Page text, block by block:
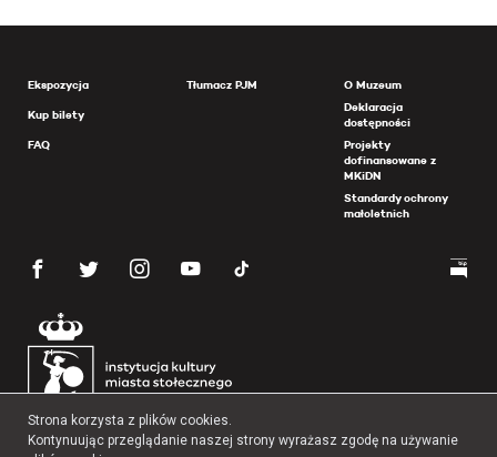
Ekspozycja
Kup bilety
FAQ
Tłumacz PJM
O Muzeum
Deklaracja
dostępności
Projekty
dofinansowane z
MKiDN
Standardy ochrony
małoletnich
Strona korzysta z plików cookies.
Kontynuując przeglądanie naszej strony wyrażasz zgodę na używanie